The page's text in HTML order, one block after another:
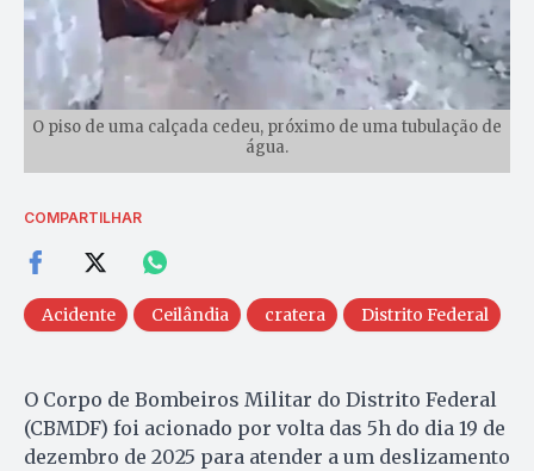
O piso de uma calçada cedeu, próximo de uma tubulação de
água.
COMPARTILHAR
Acidente Ceilândia cratera Distrito Federal
O Corpo de Bombeiros Militar do Distrito Federal
(CBMDF) foi acionado por volta das 5h do dia 19 de
dezembro de 2025 para atender a um deslizamento